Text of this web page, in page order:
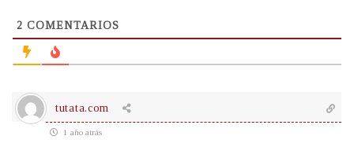
2 COMENTARIOS
tutata.com
1 año atrás